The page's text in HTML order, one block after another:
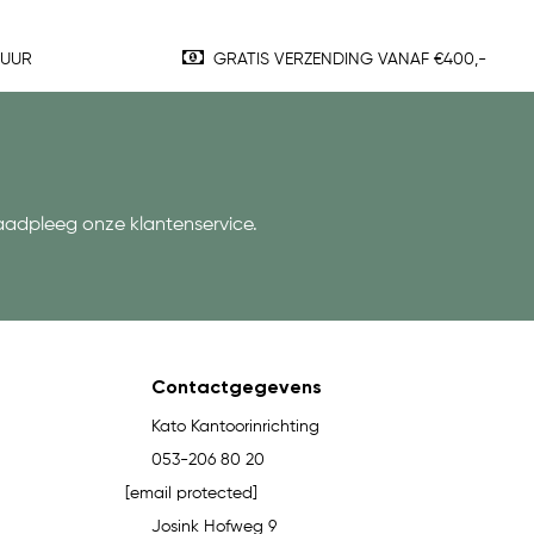
GRATIS VERZENDING VANAF €400,-
onze klantenservice.
Contactgegevens
Kato Kantoorinrichting
053-206 80 20
[email protected]
Josink Hofweg 9